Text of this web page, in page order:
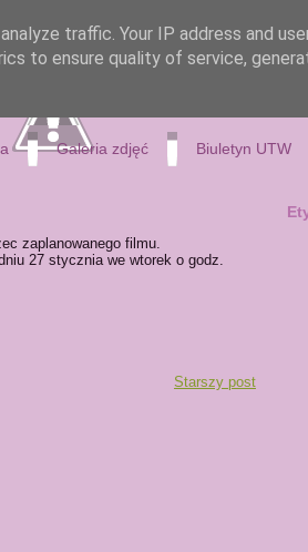
Galeria zdjęć Biuletyn UTW
zaplanowanego filmu.
27 stycznia we wtorek o godz.
Starszy post
traffic. Your IP address and
to ensure quality of service,